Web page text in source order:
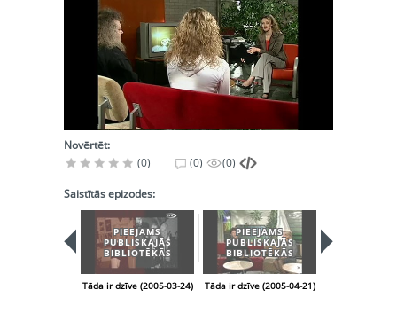
Novērtēt:
(0)
(0) (0)
Saistītās epizodes:
PIEEJAMS
PUBLISKAJĀS
BIBLIOTĒKĀS
Tāda ir dzīve (2005-03-24)
PIEEJAMS
PUBLISKAJĀS
BIBLIOTĒKĀS
Tāda ir dzīve (2005-04-21)